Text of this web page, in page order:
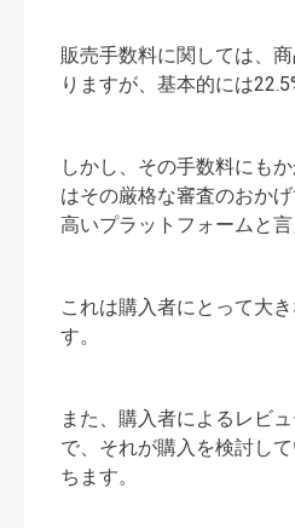
販売手数料に関しては、
りますが、基本的には
しかし、その手数料にも
はその厳格な審査のおか
高いプラットフォームと言
これは購入者にとって大
す。
また、購入者によるレビ
で、それが購入を検討し
ちます。